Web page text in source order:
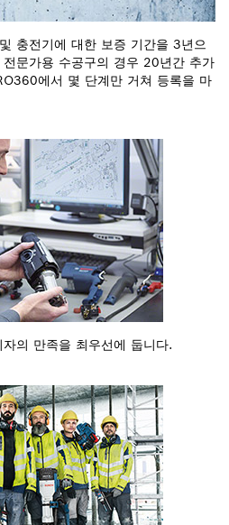
충전기에 대한 보증 기간을 3년으
문가용 수공구의 경우 20년간 추가
에서 몇 단계만 거쳐 등록을 마
의 만족을 최우선에 둡니다.